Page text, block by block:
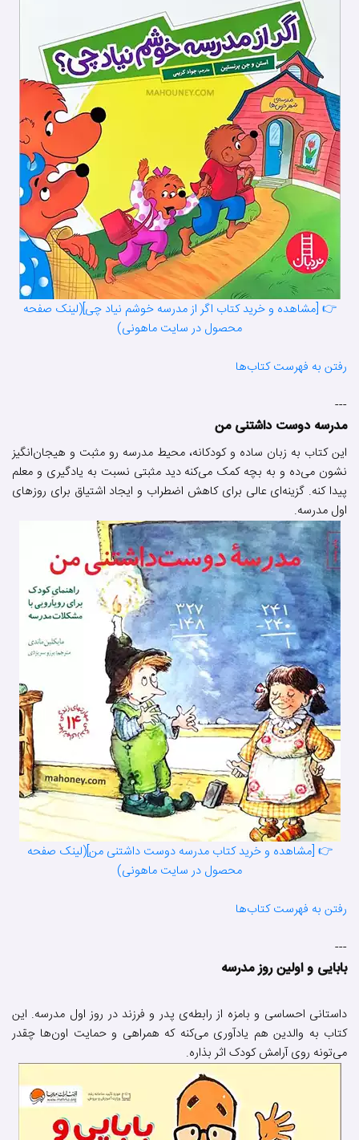
👉 [مشاهده و خرید کتاب اگر از مدرسه خوشم نیاد چی](لینک صفحه
محصول در سایت ماهونی)
رفتن به فهرست کتاب‌ها
---
مدرسه دوست داشتنی من
این کتاب به زبان ساده و کودکانه، محیط مدرسه رو مثبت و هیجان‌انگیز
نشون می‌ده و به بچه کمک می‌کنه دید مثبتی نسبت به یادگیری و معلم
پیدا کنه. گزینه‌ای عالی برای کاهش اضطراب و ایجاد اشتیاق برای روزهای
اول مدرسه.
👉 [مشاهده و خرید کتاب مدرسه دوست داشتنی من](لینک صفحه
محصول در سایت ماهونی)
رفتن به فهرست کتاب‌ها
---
بابایی و اولین روز مدرسه
داستانی احساسی و بامزه از رابطه‌ی پدر و فرزند در روز اول مدرسه. این
کتاب به والدین هم یادآوری می‌کنه که همراهی و حمایت اون‌ها چقدر
می‌تونه روی آرامش کودک اثر بذاره.